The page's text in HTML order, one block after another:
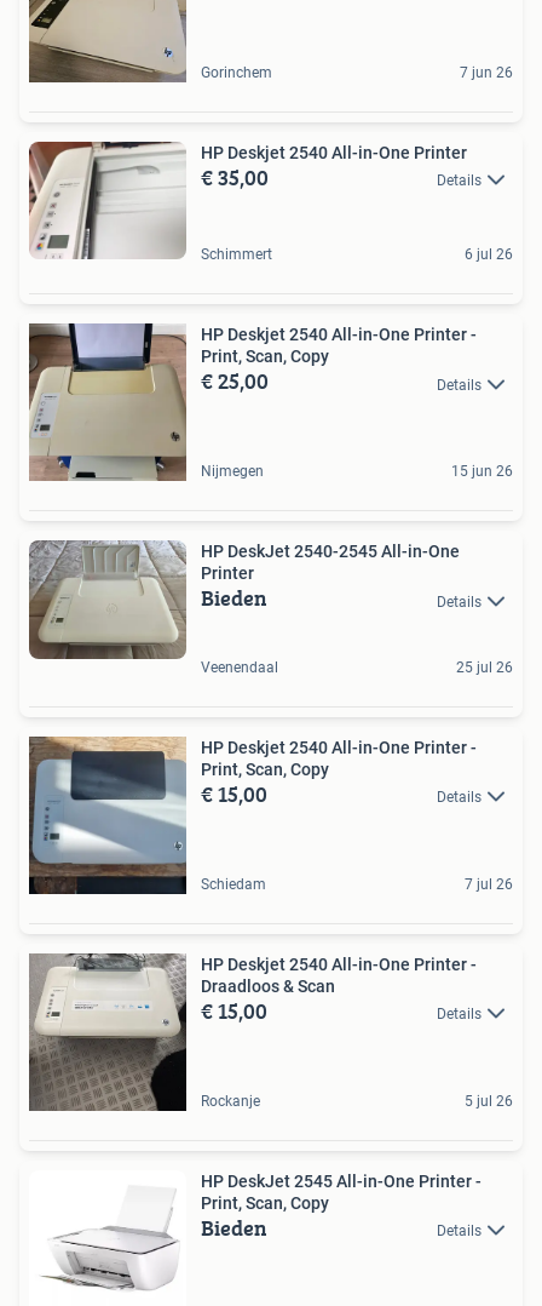
Gorinchem 7 jun 26
HP Deskjet 2540 All-in-One Printer
€ 35,00 Details
Schimmert 6 jul 26
HP Deskjet 2540 All-in-One Printer -
Print, Scan, Copy
€ 25,00 Details
Nijmegen 15 jun 26
HP DeskJet 2540-2545 All-in-One
Printer
Bieden Details
Veenendaal 25 jul 26
HP Deskjet 2540 All-in-One Printer -
Print, Scan, Copy
€ 15,00 Details
Schiedam 7 jul 26
HP Deskjet 2540 All-in-One Printer -
Draadloos & Scan
€ 15,00 Details
Rockanje 5 jul 26
HP DeskJet 2545 All-in-One Printer -
Print, Scan, Copy
Bieden Details